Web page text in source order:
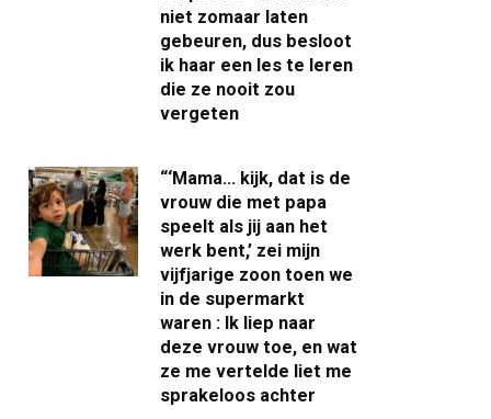
niet zomaar laten
gebeuren, dus besloot
ik haar een les te leren
die ze nooit zou
vergeten
“‘Mama… kijk, dat is de
vrouw die met papa
speelt als jij aan het
werk bent,’ zei mijn
vijfjarige zoon toen we
in de supermarkt
waren : Ik liep naar
deze vrouw toe, en wat
ze me vertelde liet me
sprakeloos achter